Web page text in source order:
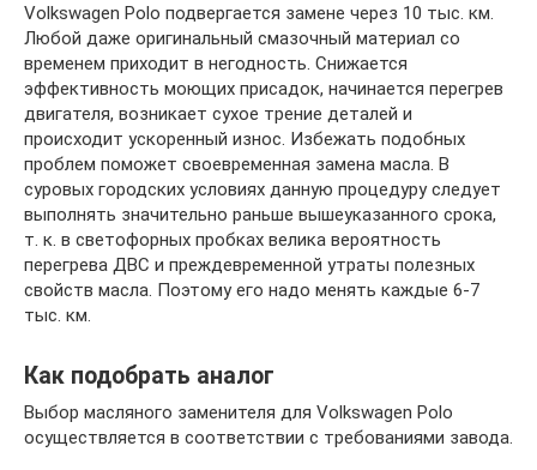
Volkswagen Polo подвергается замене через 10 тыс. км.
Любой даже оригинальный смазочный материал со
временем приходит в негодность. Снижается
эффективность моющих присадок, начинается перегрев
двигателя, возникает сухое трение деталей и
происходит ускоренный износ. Избежать подобных
проблем поможет своевременная замена масла. В
суровых городских условиях данную процедуру следует
выполнять значительно раньше вышеуказанного срока,
т. к. в светофорных пробках велика вероятность
перегрева ДВС и преждевременной утраты полезных
свойств масла. Поэтому его надо менять каждые 6-7
тыс. км.
Как подобрать аналог
Выбор масляного заменителя для Volkswagen Polo
осуществляется в соответствии с требованиями завода.